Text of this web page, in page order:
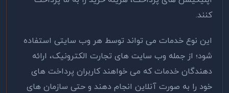
کنند.
این نوع خدمات می تواند توسط هر وب سایتی استفاده
شود؛ از جمله وب سایت های تجارت الکترونیک، ارائه
دهندگان خدمات که می خواهند کاربران پرداخت های
خود را به صورت آنلاین انجام دهند و حتی سازمان های